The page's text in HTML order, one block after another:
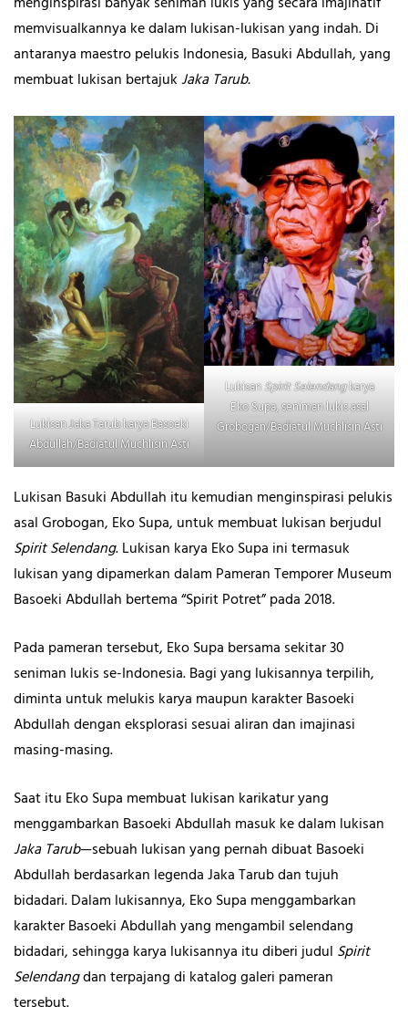
memvisualkannya ke dalam lukisan-lukisan yang indah. Di
antaranya maestro pelukis Indonesia, Basuki Abdullah, yang
membuat lukisan bertajukJaka Tarub.
Lukisan Jaka Tarub karya Basoeki
Abdullah/Badiatul Muchlisin Asti
LukisanSpirit Selendangkarya
Eko Supa, seniman lukis asal
Grobogan/Badiatul Muchlisin Asti
Lukisan Basuki Abdullah itu kemudian menginspirasi pelukis
asal Grobogan, Eko Supa, untuk membuat lukisan berjudul
Spirit Selendang. Lukisan karya Eko Supa ini termasuk
lukisan yang dipamerkan dalam Pameran Temporer Museum
Basoeki Abdullah bertema “Spirit Potret” pada 2018.
Pada pameran tersebut, Eko Supa bersama sekitar 30
seniman lukis se-Indonesia. Bagi yang lukisannya terpilih,
diminta untuk melukis karya maupun karakter Basoeki
Abdullah dengan eksplorasi sesuai aliran dan imajinasi
masing-masing.
Saat itu Eko Supa membuat lukisan karikatur yang
menggambarkan Basoeki Abdullah masuk ke dalam lukisan
Jaka Tarub—sebuah lukisan yang pernah dibuat Basoeki
Abdullah berdasarkan legenda Jaka Tarub dan tujuh
bidadari. Dalam lukisannya, Eko Supa menggambarkan
karakter Basoeki Abdullah yang mengambil selendang
bidadari, sehingga karya lukisannya itu diberi judul Spirit
Selendangdan terpajang di katalog galeri pameran
tersebut.